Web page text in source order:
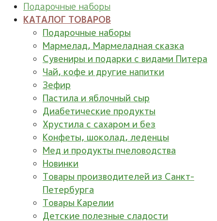
Подарочные наборы
КАТАЛОГ ТОВАРОВ
Подарочные наборы
Мармелад, Мармеладная сказка
Сувениры и подарки с видами Питера
Чай, кофе и другие напитки
Зефир
Пастила и яблочный сыр
Диабетические продукты
Хрустила с сахаром и без
Конфеты, шоколад, леденцы
Мед и продукты пчеловодства
Новинки
Товары производителей из Санкт-
Петербурга
Товары Карелии
Детские полезные сладости